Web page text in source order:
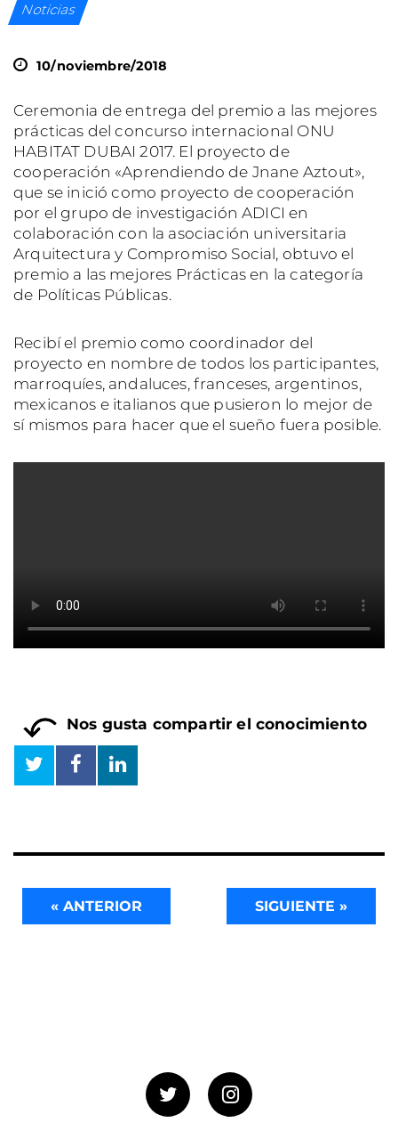
Noticias
10/noviembre/2018
Ceremonia de entrega del premio a las mejores
prácticas del concurso internacional ONU
HABITAT DUBAI 2017. El proyecto de
cooperación «Aprendiendo de Jnane Aztout»,
que se inició como proyecto de cooperación
por el grupo de investigación ADICI en
colaboración con la asociación universitaria
Arquitectura y Compromiso Social, obtuvo el
premio a las mejores Prácticas en la categoría
de Políticas Públicas.
Recibí el premio como coordinador del
proyecto en nombre de todos los participantes,
marroquíes, andaluces, franceses, argentinos,
mexicanos e italianos que pusieron lo mejor de
sí mismos para hacer que el sueño fuera posible.
Nos gusta compartir el conocimiento
« ANTERIOR SIGUIENTE »